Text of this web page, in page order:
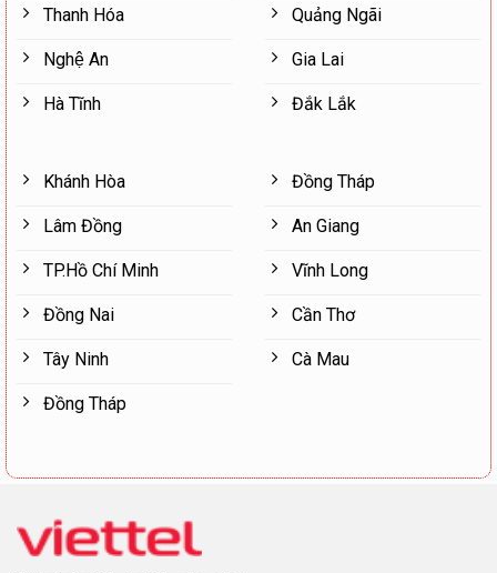
Thanh Hóa
Nghệ An
Hà Tĩnh
Quảng Ngãi
Gia Lai
Đắk Lắk
Khánh Hòa
Lâm Đồng
TP.Hồ Chí Minh
Đồng Nai
Tây Ninh
Đồng Tháp
Đồng Tháp
An Giang
Vĩnh Long
Cần Thơ
Cà Mau